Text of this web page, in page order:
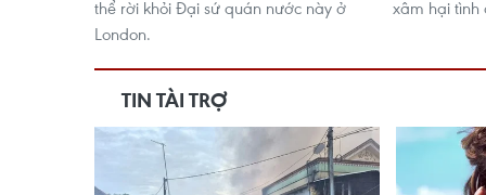
thể rời khỏi Đại sứ quán nước này ở
London.
xâm hại tình